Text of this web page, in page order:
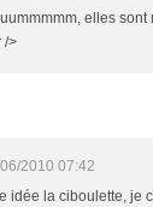
elles
/>
2010 07:42
idée la ciboulette, je